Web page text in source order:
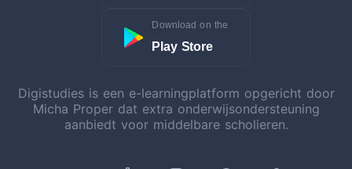
Download on the
Play Store
Digistudies is een e-learningplatform opgericht door
Micha Proper dat extra onderwijsondersteuning
aanbiedt voor middelbare scholieren.